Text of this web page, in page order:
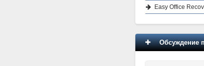
Easy Office
Обсуждение